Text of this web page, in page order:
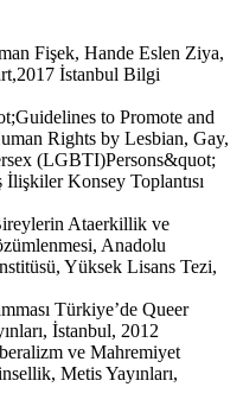
Fişek, Hande Eslen Ziya,
İstanbul Bilgi
to Promote and
Rights by Lesbian, Gay,
(LGBTI)Persons&quot;
Konsey Toplantısı
Ataerkillik ve
Anadolu
Yüksek Lisans Tezi,
Türkiye’de Queer
İstanbul, 2012
ve Mahremiyet
Metis Yayınları,